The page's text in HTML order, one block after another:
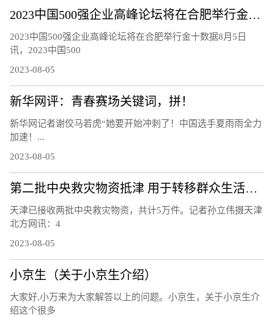
2023中国500强企业高峰论坛将在合肥举行金十数据8月5日讯，2023中国500强企业高峰论坛新闻发布会，中国企联将连续第22年发布“中国企业500强”，深入研究大企业发展趋势和相关政策
2023中国500强企业高峰论坛将在合肥举行金十数据8月5日
讯，2023中国500
2023-08-05
新华网评：青春赛场关键词，拼！
新华网记者谢佼马若虎“她要开始冲刺了！中国选手夏雨雨全力
加速！...
2023-08-05
第二批中央救灾物资抵津 用于转移群众生活安置
天津已接收两批中央救灾物资，共计5万件。记者孙立伟摄天津
北方网讯：4
2023-08-05
小京生（关于小京生介绍）
大家好,小万来为大家解答以上的问题。小京生，关于小京生介
绍这个很多